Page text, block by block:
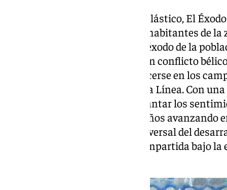
Más allá de su indudable valor plástico, El
emocional entrañable para los habitantes de la
Falgueras retratan el histórico éxodo de la
Gran Asedio entre 1779 y 1783, un conflicto
a abandonar el Peñón y establecerse en los
después, brotaría la ciudad de La Línea. Con
simplifica las formas para agigantar los
grupo de hombres, mujeres y niños avanzando
grandes ruedas, un símbolo universal del
búsqueda de una nueva vida compartida bajo